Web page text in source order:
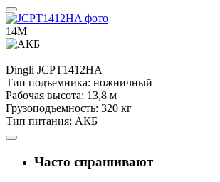
14М
Dingli JCPT1412HA
Тип подъемника: ножничный
Рабочая высота: 13,8 м
Грузоподъемность: 320 кг
Тип питания: АКБ
Часто спрашивают